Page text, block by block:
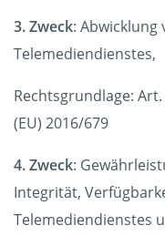
3. Zweck: Abwicklung
Telemediendienstes,
Rechtsgrundlage:
(EU) 2016/679
4. Zweck:
Integrität,
Telemediendienstes